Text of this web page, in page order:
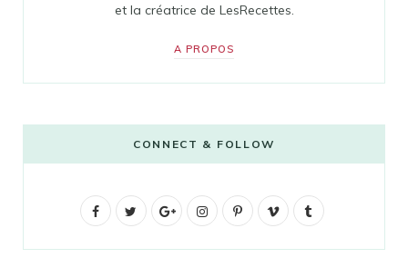
et la créatrice de LesRecettes.
A PROPOS
CONNECT & FOLLOW
F
G
I
P
V